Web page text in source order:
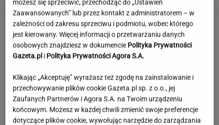
możesz się sprzeciwić, przechodząc do „Ustawień
Zaawansowanych” lub przez kontakt z administratorem – w
zależności od zakresu sprzeciwu i podmiotu, wobec którego
jest kierowany. Więcej informacji o przetwarzaniu danych
osobowych znajdziesz w dokumencie Polityka Prywatności
Gazeta.pl i Polityka Prywatności Agora S.A.
Klikając „Akceptuję” wyrażasz też zgodę na zainstalowanie i
przechowywanie plików cookie Gazeta.pl sp. z o.o., jej
Zaufanych Partnerów i Agora S.A. na Twoim urządzeniu
końcowym. Możesz w każdej chwili zmienić swoje preferencje
dotyczące plików cookie, wywołując narzędzie do zarządzania